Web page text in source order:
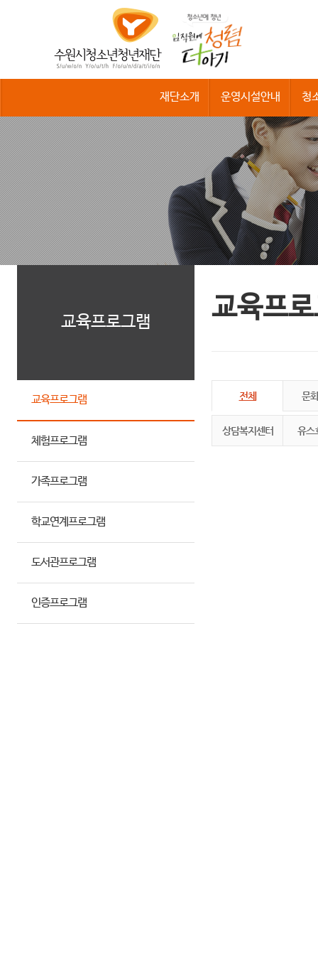
청
소
년
년
재
단
재단소개 운영시설안내 청
교육프로그램
교육프로그램
체험프로그램
가족프로그램
학교연계프로그램
도서관프로그램
인증프로그램
교육프
전체 문
상담복지센터 유스